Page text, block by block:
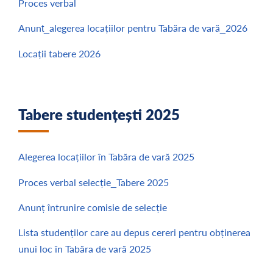
Anunt_alegerea locațiilor pentru Tabăra de vară_2026
Locații tabere 2026
Tabere studențești 2025
Alegerea locațiilor în Tabăra de vară 2025
Proces verbal selecție_Tabere 2025
Anunț întrunire comisie de selecție
Lista studenților care au depus cereri pentru obținerea
unui loc în Tabăra de vară 2025